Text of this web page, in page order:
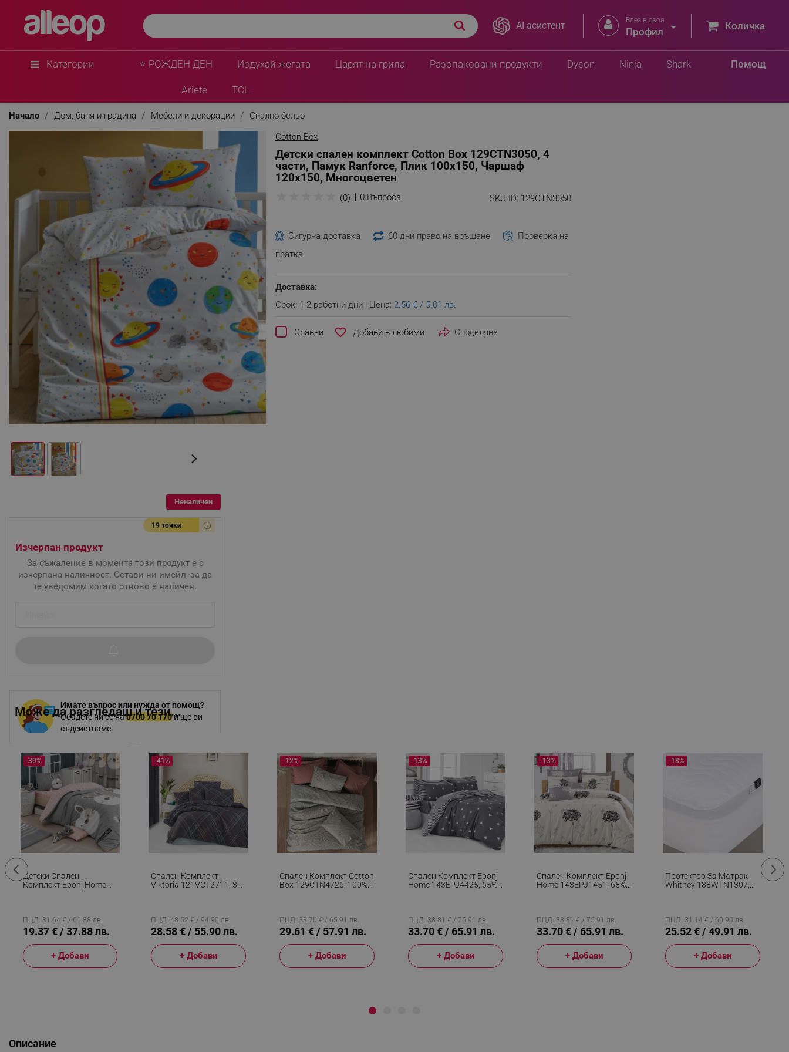
AI асистент  Влез в своя
Профил  Количка
Категории ⭐ РОЖДЕН ДЕН Издухай жегата Царят на грила Разопаковани продукти Помощ
Dyson Ninja Shark
Ariete TCL
Начало Дом, баня и градина Мебели и декорации
Спално бельо
Cotton Box
Детски спален комплект Cotton Box 129CTN3050, 4
части, Памук Ranforce, Плик 100х150, Чаршаф
120х150, Многоцветен
SKU ID: 129CTN3050
(0) 0 Въпроса
Сигурна доставка 60 дни право на връщане
Проверка на
пратка
Доставка:
Срок: 1-2 работни дни | Цена: 2.56 € / 5.01 лв.
Сравни favorite_border Споделяне
Неналичен
19 точки
Имате въпрос или нужда от помощ?
Обадете ни се на0700 70 170и ще ви
съдействаме.
Изчерпан продукт
За съжаление в момента този продукт е с
изчерпана наличност. Остави ни имейл, за да
те уведомим когато отново е наличен.
Може да разгледаш и тези...
Детски Спален
Комплект Eponj Home
50х70, Памук/
Полиестер, Сив/розов
-39%
ПЦД: 31.64 € / 61.88 лв.
19.37 € / 37.88 лв.
+ Добави
Спален Комплект
Viktoria 121VCT2711, 3
Ranforce, Тъмносин
-41%
ПЦД: 48.52 € / 94.90 лв.
28.58 € / 55.90 лв.
+ Добави
Спален Комплект Cotton
Box 129CTN4726, 100%
Калъфка 50х70 См, Сив/
Червен
-12%
ПЦД: 33.70 € / 65.91 лв.
29.61 € / 57.91 лв.
+ Добави
Спален Комплект Eponj
Home 143EPJ4425, 65%
См, Калъфка 50х70 См,
Сив
-13%
ПЦД: 38.81 € / 75.91 лв.
33.70 € / 65.91 лв.
+ Добави
Спален Комплект Eponj
Home 143EPJ1451, 65%
См, Калъфка 50х70 См,
Бежов/сив
-13%
ПЦД: 38.81 € / 75.91 лв.
33.70 € / 65.91 лв.
+ Добави
Протектор За Матрак
Whitney 188WTN1307,
-18%
ПЦД: 31.14 € / 60.90 лв.
25.52 € / 49.91 лв.
+ Добави
Описание